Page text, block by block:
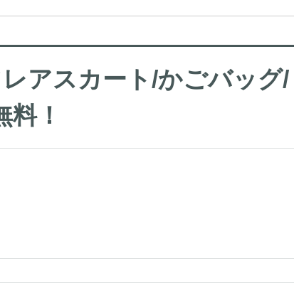
アスカート/かごバッグ/
！